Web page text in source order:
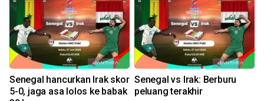
Senegal hancurkan Irak skor
5-0, jaga asa lolos ke babak
Senegal vs Irak: Berburu
peluang terakhir